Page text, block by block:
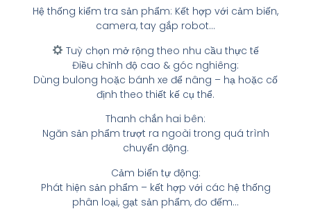
Hệ thống kiểm tra sản phẩm: Kết hợp với cảm biến,
camera, tay gắp robot…
Tuỳ chọn mở rộng theo nhu cầu thực tế
Điều chỉnh độ cao & góc nghiêng:
Dùng bulong hoặc bánh xe để nâng – hạ hoặc cố
định theo thiết kế cụ thể.
Thanh chắn hai bên:
Ngăn sản phẩm trượt ra ngoài trong quá trình
chuyển động.
Cảm biến tự động:
Phát hiện sản phẩm – kết hợp với các hệ thống
phân loại, gạt sản phẩm, đo đếm…